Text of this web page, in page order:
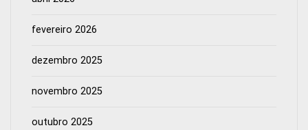
fevereiro 2026
dezembro 2025
novembro 2025
outubro 2025